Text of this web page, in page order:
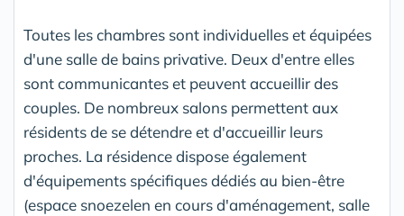
Toutes les chambres sont individuelles et équipées
d'une salle de bains privative. Deux d'entre elles
sont communicantes et peuvent accueillir des
couples. De nombreux salons permettent aux
résidents de se détendre et d'accueillir leurs
proches. La résidence dispose également
d'équipements spécifiques dédiés au bien-être
(espace snoezelen en cours d'aménagement, salle